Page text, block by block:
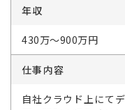
年収
430万～900万円
仕事内容
自社クラウド上にて